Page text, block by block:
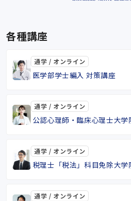
各種講座
通学 / オンライン
医学部学士編入 対策講座
通学 / オンライン
公認心理師・臨床心理士大
通学 / オンライン
税理士「税法」科目免除大学
通学 / オンライン